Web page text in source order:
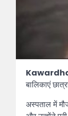
बालिकाएं
अस्पताल में